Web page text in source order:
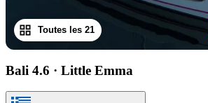
Toutes les 21
Bali 4.6 · Little Emma